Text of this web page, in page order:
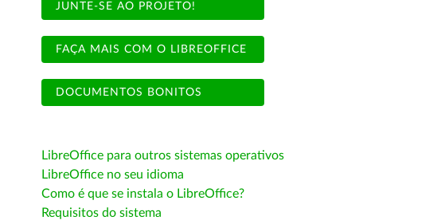
JUNTE-SE AO PROJETO!
FAÇA MAIS COM O LIBREOFFICE
DOCUMENTOS BONITOS
LibreOffice para outros sistemas operativos
LibreOffice no seu idioma
Como é que se instala o LibreOffice?
Requisitos do sistema